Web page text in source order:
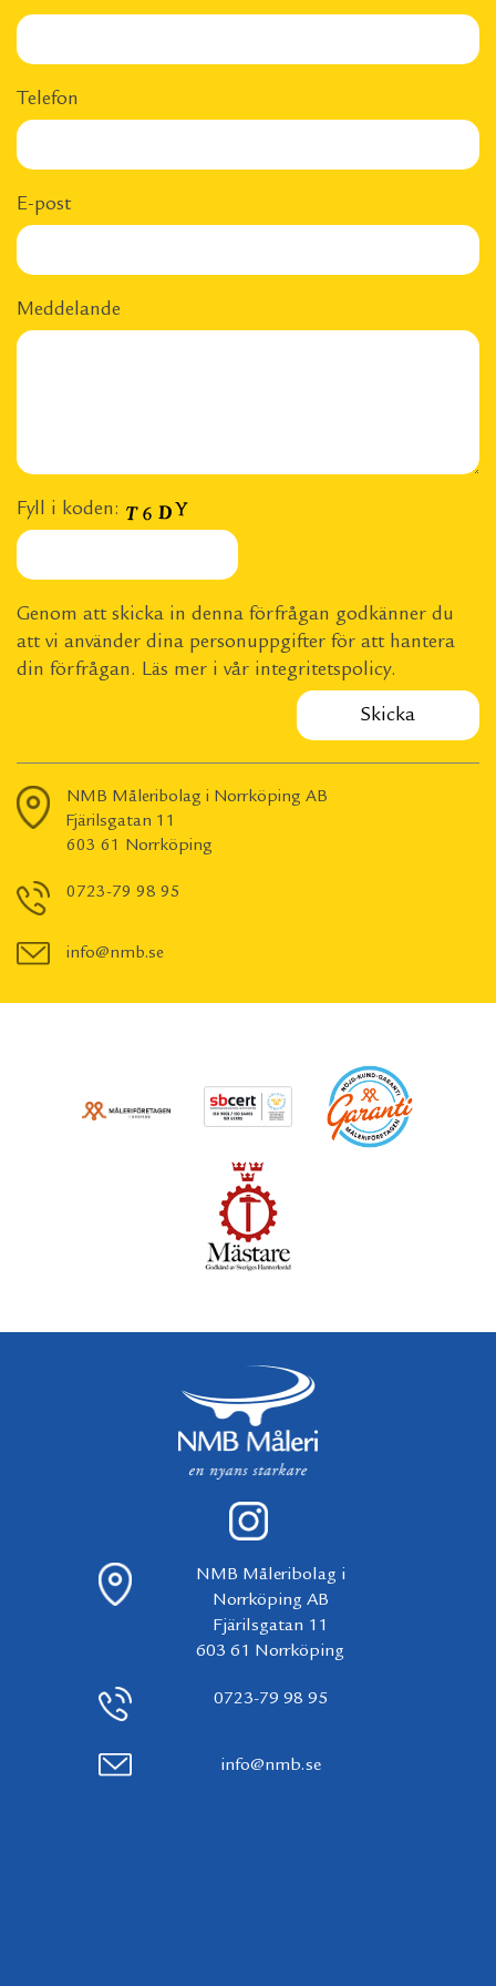
Telefon
E-post
Meddelande
Fyll i koden:
Genom att skicka in denna förfrågan godkänner du
att vi använder dina personuppgifter för att hantera
din förfrågan. Läs mer i vår integritetspolicy.
NMB Måleribolag i Norrköping AB
Fjärilsgatan 11
603 61 Norrköping
0723-79 98 95
info@nmb.se
NMB Måleribolag i
Norrköping AB
Fjärilsgatan 11
603 61 Norrköping
0723-79 98 95
info@nmb.se